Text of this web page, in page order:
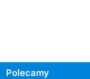
Polecamy